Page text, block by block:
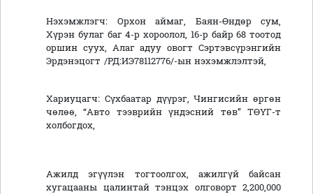
Нэхэмжлэгч: Орхон аймаг, Баян-Өндөр сум,
Хүрэн булаг баг 4-р хороолол, 16-р байр 68 тоотод
оршин суух, Алаг адуу овогт Сэртэвсүрэнгийн
Эрдэнэцогт /РД:ИЭ78112776/-ын нэхэмжлэлтэй,
Хариуцагч: Сүхбаатар дүүрэг, Чингисийн өргөн
чөлөө, “Авто тээврийн үндэсний төв” ТӨҮГ-т
холбогдох,
Ажилд эгүүлэн тогтоолгох, ажилгүй байсан
хугацааны цалинтай тэнцэх олговорт 2,200,000